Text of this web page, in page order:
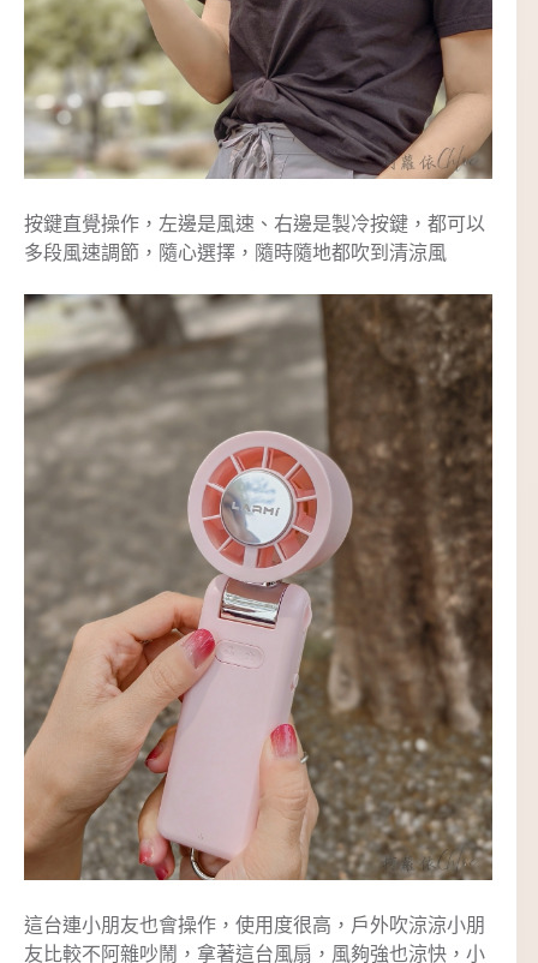
按鍵直覺操作，左邊是風速、右邊是製冷按鍵，都可以
多段風速調節，隨心選擇，隨時隨地都吹到清涼風
這台連小朋友也會操作，使用度很高，戶外吹涼涼小朋
友比較不阿雜吵鬧，拿著這台風扇，風夠強也涼快，小